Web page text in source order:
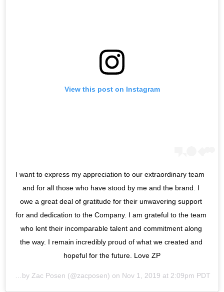
View this post on Instagram
I want to express my appreciation to our extraordinary team
and for all those who have stood by me and the brand. I
owe a great deal of gratitude for their unwavering support
for and dedication to the Company. I am grateful to the team
who lent their incomparable talent and commitment along
the way. I remain incredibly proud of what we created and
hopeful for the future. Love ZP
Zac Posen (@zacposen) on Nov 1, 2019 at 2:09pm PDT